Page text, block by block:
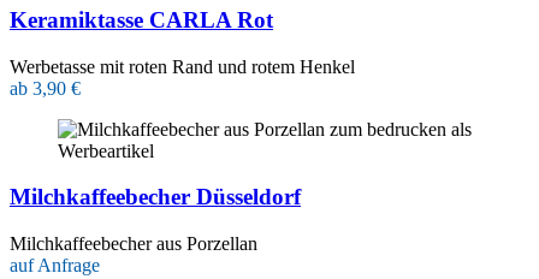
Keramiktasse CARLA Rot
Werbetasse mit roten Rand und rotem Henkel
ab 3,90 €
Milchkaffeebecher Düsseldorf
Milchkaffeebecher aus Porzellan
auf Anfrage